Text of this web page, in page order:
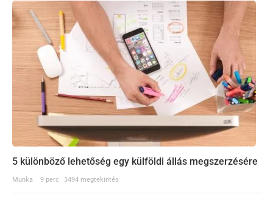
5 különböző lehetőség egy külföldi állás megszerzésére
Munka 9 perc 3494 megtekintés